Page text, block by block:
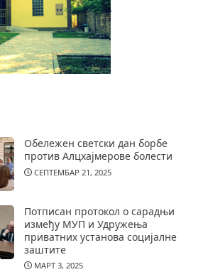
Обележен светски дан борбе
против Алцхајмерове болести
СЕПТЕМБАР 21, 2025
Потписан протокол о сарадњи
између МУП и Удружења
приватних установа социјалне
заштите
МАРТ 3, 2025